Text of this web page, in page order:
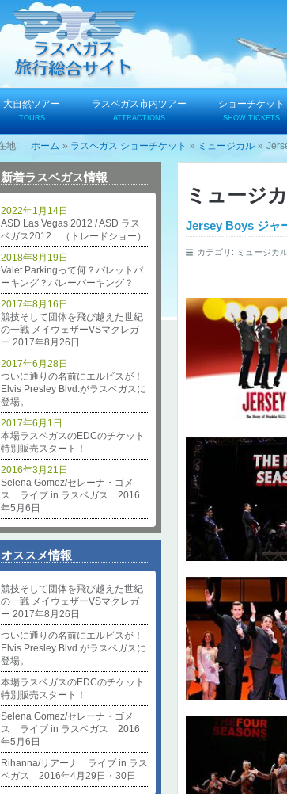
大自然ツアー
TOURS
ラスベガス市内ツアー
ATTRACTIONS
ショーチケット
SHOW TICKETS
ホーム ラスベガス ショーチケット ミュージカル
新着ラスベガス情報
ASD Las Vegas 2012 / ASD ラス
ベガス2012 （トレードショー）
2022年1月14日
Valet Parkingって何？バレットパ
ーキング？バレーパーキング？
2018年8月19日
競技そして団体を飛び越えた世紀
の一戦 メイウェザーVSマクレガ
ー 2017年8月26日
2017年8月16日
ついに通りの名前にエルビスが！
Elvis Presley Blvd.がラスベガスに
登場。
2017年6月28日
本場ラスベガスのEDCのチケット
特別販売スタート！
2017年6月1日
Selena Gomez/セレーナ・ゴメ
ス ライブ in ラスベガス 2016
年5月6日
2016年3月21日
オススメ情報
競技そして団体を飛び越えた世紀
の一戦 メイウェザーVSマクレガ
ー 2017年8月26日
ついに通りの名前にエルビスが！
Elvis Presley Blvd.がラスベガスに
登場。
本場ラスベガスのEDCのチケット
特別販売スタート！
Selena Gomez/セレーナ・ゴメ
ス ライブ in ラスベガス 2016
年5月6日
Rihanna/リアーナ ライブ in ラス
ベガス 2016年4月29日・30日
ミュージ
Jersey Boys ジャ
カテゴリ: ミュージカ